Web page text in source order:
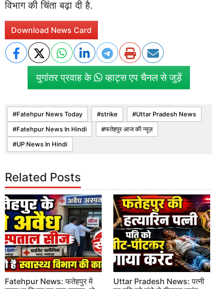
विभाग की चिंता बढ़ा दी है.
Download News Card
युगांतर प्रवाह के व्हाट्स एप चैनल से जुड़ें
Fatehpur News Today strike Uttar Pradesh News
Fatehpur News In Hindi फतेहपुर आज की न्यूज़
UP News In Hindi
Related Posts
Fatehpur News: फतेहपुर में
Uttar Pradesh News: पत्नी